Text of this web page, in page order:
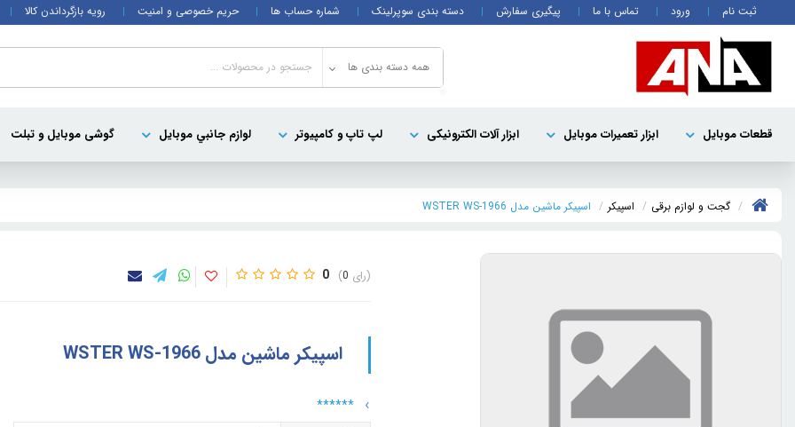
ثبت نام ورود تماس با ما پیگیری سفارش دسته بندی سوپرلینک شماره حساب ها حریم خصوصی و امنیت رویه بازگرداندن کالا
همه دسته بندی ها
قطعات موبايل ابزار تعمیرات موبایل ابزار آلات الکترونیکی لپ تاپ و کامپيوتر لوازم جانبي موبایل گوشی موبایل و تبلت
گجت و لوازم برقی اسپیکر اسپيکر ماشين مدل WSTER WS-1966
0 0
اسپيکر ماشين مدل WSTER WS-1966
******